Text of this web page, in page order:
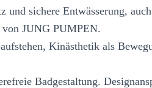
und sichere Entwässerung,
von JUNG PUMPEN.
Kinästhetik als
Badgestaltung.